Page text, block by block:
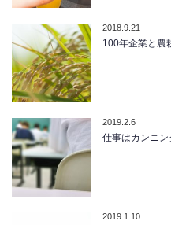
2018.9.21
100年企業と農
2019.2.6
仕事はカンニン
2019.1.10